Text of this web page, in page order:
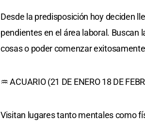
Desde la predisposición hoy deciden
pendientes en el área laboral. Buscan
cosas o poder comenzar
♒ ACUARIO (21 DE ENERO 18 DE
Visitan lugares tanto mentales como